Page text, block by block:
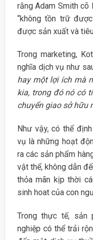
rằng Adam Smith cõ
“không tồn trữ
được sản xuất và
Trong marketing,
nghĩa dịch vụ như
hay một lợi ích mà
kia, trong đó nó có
chuyển giao sở hữu
Như vậy, có thể
vụ là những hoạt
ra các sản phẩm
vật thể, không dẫn
thỏa mãn kịp thời
sinh hoat của con
Trong thực tế, sản
nghiệp có thể trải